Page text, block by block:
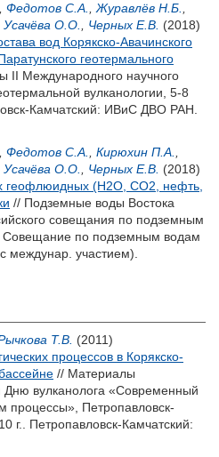
Федотов С.А. Журавлёв Н.Б.
Усачёва О.О. Черных Е.В. (2018)
вод Корякско-Авачинского
геотермального
II Международного научного
вулканологии, 5-8
Камчатский: ИВиС ДВО РАН.
Федотов С.А. Кирюхин П.А.
Усачёва О.О. Черных Е.В. (2018)
геофлюидных (H2O, CO2, нефть,
// Подземные воды Востока
совещания по подземным
Совещание по подземным водам
междунар. участием).
Т.В. (2011)
процессов в Корякско-
// Материалы
вулканолога «Современный
процессы», Петропавловск-
г.. Петропавловск-Камчатский: